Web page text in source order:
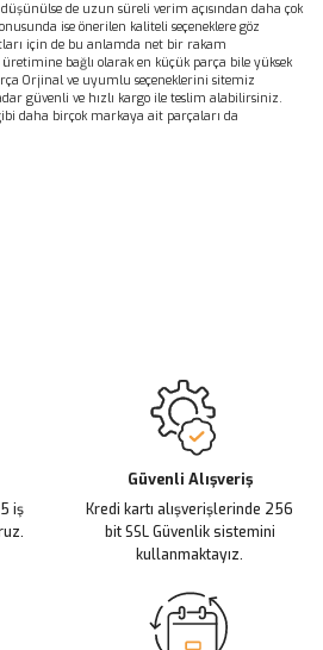
de uzun süreli verim açısından daha çok
ise önerilen kaliteli seçeneklere göz
için de bu anlamda net bir rakam
bağlı olarak en küçük parça bile yüksek
Orjinal ve uyumlu seçeneklerini sitemiz
güvenli ve hızlı kargo ile teslim alabilirsiniz.
daha birçok markaya ait parçaları da
iş
Güvenli Alışveriş
Kredi kartı alışverişlerinde 256
bit SSL Güvenlik sistemini
kullanmaktayız.